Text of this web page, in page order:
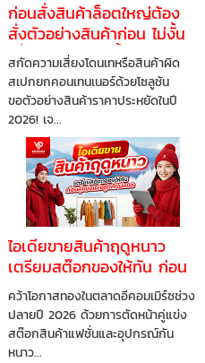
ก่อนสั่งสินค้าล็อตใหญ่ต้อง
สั่งตัวอย่างสินค้าก่อน ไม่งั้น
เสี่ยงเสียเงินฟรีทั้งล็อต
สกัดความเสี่ยงโดนเทหรือสินค้าผิด
สเปกยกคอนเทนเนอร์ด้วยโซลูชัน
ขอตัวอย่างสินค้าราคาประหยัดในปี
2026! เจ...
ไอเดียขายสินค้าฤดูหนาว
เตรียมสต๊อกของให้ทัน ก่อน
คู่แข่งแย่งลูกค้าไปหมด
คว้าโอกาสทองในตลาดอีคอมเมิร์ซช่วง
ปลายปี 2026 ด้วยการตัดหน้าคู่แข่ง
สต๊อกสินค้าแฟชั่นและอุปกรณ์กัน
หนาว...